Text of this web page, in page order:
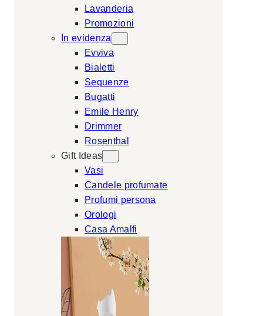
Lavanderia
Promozioni
In evidenza
Evviva
Bialetti
Sequenze
Bugatti
Emile Henry
Drimmer
Rosenthal
Gift Ideas
Vasi
Candele profumate
Profumi persona
Orologi
Casa Amalfi